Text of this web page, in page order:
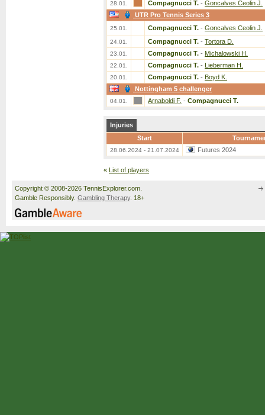
28.01. Compagnucci T. - Goncalves Ceolin J.
UTR Pro Tennis Series 3
25.01. Compagnucci T. - Goncalves Ceolin J.
24.01. Compagnucci T. - Tortora D.
23.01. Compagnucci T. - Michalowski H.
22.01. Compagnucci T. - Lieberman H.
20.01. Compagnucci T. - Boyd K.
Nottingham 5 challenger
04.01. Arnaboldi F. - Compagnucci T.
Injuries
Start
28.06.2024 - 21.07.2024 Futures 2024
« List of players
Copyright © 2008-2026 TennisExplorer.com.
Gamble Responsibly. Gambling Therapy. 18+